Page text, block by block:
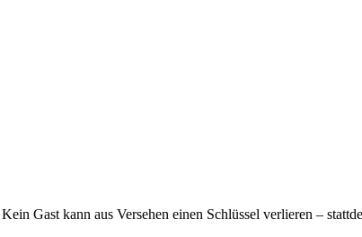
Gast kann aus Versehen einen Schlüssel verlieren –